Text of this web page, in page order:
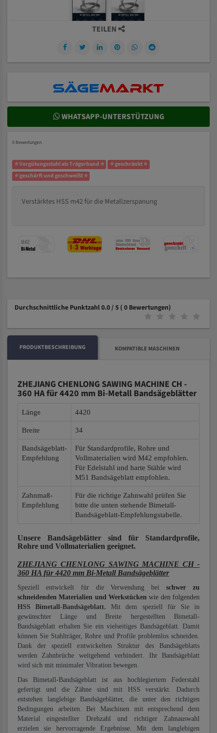
TEILEN
WHATSAPP-UNTERSTÜTZUNG
0 Bewertungen
⭐ Vergütungsstahl als Trägerband ⭐
⭐ geschränkt ⭐
⭐ geschärft und geschweißt ⭐
Verstärktes HSS m42 für die Metallzerspanung
Durchschnittliche Punktzahl 0.0 / 5 ( 0 Bewertungen)
PRODUKTBESCHREIBUNG KOMPATIBLE MASCHINEN
ZHEJIANG CHENLONG SAWING MACHINE CH -
360 HA für 4420 mm Bi-Metall Bandsägeblätter
Länge 4420
Breite 34
Bandsägeblatt-
Empfehlung
Für Standardprofile, Rohre und
Vollmaterialien wird M42 empfohlen.
Für Edelstahl und harte Stähle wird
M51 Bandsägeblatt empfohlen.
Zahnmaß-
Empfehlung
Für die richtige Zahnwahl prüfen Sie
bitte die unten stehende Bimetall-
Bandsägeblatt-Empfehlungstabelle.
Unsere Bandsägeblätter sind für Standardprofile,
Rohre und Vollmaterialien geeignet.
ZHEJIANG CHENLONG SAWING MACHINE CH -
360 HA für 4420 mm Bi-Metall Bandsägeblätter
Speziell entwickelt für die Verwendung beischwer zu
schneidenden Materialien und Werkstücken wie den folgenden
HSS Bimetall-Bandsägeblatt. Mit dem speziell für Sie in
gewünschter Länge und Breite hergestellten Bimetall-
Bandsägeblatt erhalten Sie ein vielseitiges Bandsägeblatt. Damit
können Sie Stahlträger, Rohre und Profile problemlos schneiden.
Dank der speziell entwickelten Struktur des Bandsägeblatts
werden Zahnbrüche weitgehend verhindert. Ihr Bandsägeblatt
wird sich mit minimaler Vibration bewegen.
Das Bimetall-Bandsägeblatt ist aus hochlegiertem Federstahl
gefertigt und die Zähne sind mit HSS verstärkt. Dadurch
entstehen langlebige Bandsägeblätter, die unter den richtigen
Bedingungen arbeiten. Bei Maschinen mit entsprechend dem
Material eingestellter Drehzahl und richtiger Zahnauswahl
erzielen sie hervorragende Ergebnisse. Mit dem langlebigen